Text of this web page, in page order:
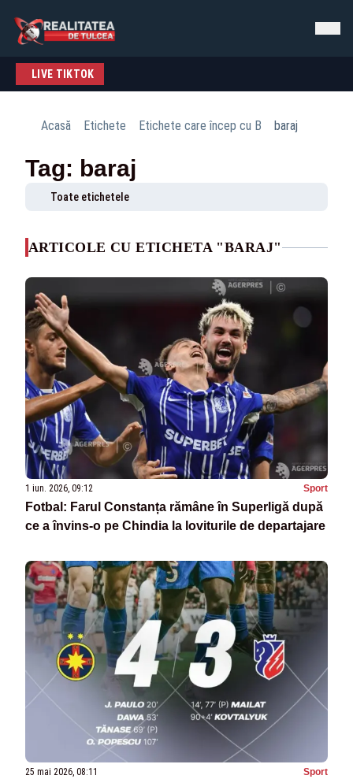
LIVE TIKTOK
Acasă Etichete Etichete care încep cu B baraj
Tag: baraj
Toate etichetele
ARTICOLE CU ETICHETA "BARAJ"
1 iun. 2026, 09:12 Sport
Fotbal: Farul Constanța rămâne în Superligă după
ce a învins-o pe Chindia la loviturile de departajare
25 mai 2026, 08:11 Sport